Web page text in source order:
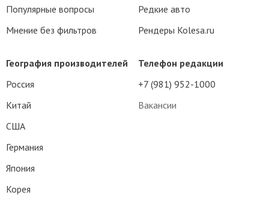
Телефон редакции
+7 (981) 952-1000
Вакансии
Популярные вопросы
Мнение без фильтров
Редкие авто
Рендеры Kolesa.ru
География производителей
Россия
Китай
США
Германия
Япония
Корея